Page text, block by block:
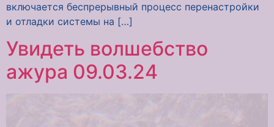
включается беспрерывный процесс перенастройки
и отладки системы на […]
Увидеть волшебство
ажура 09.03.24